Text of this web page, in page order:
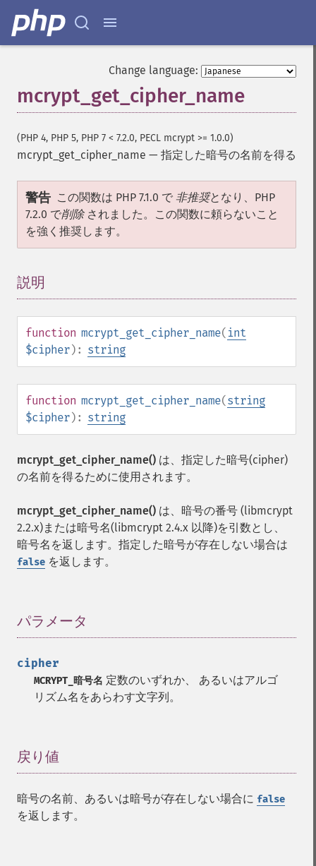
Change language:
mcrypt_get_cipher_name
(PHP 4, PHP 5, PHP 7 < 7.2.0, PECL mcrypt >= 1.0.0)
mcrypt_get_cipher_name — 指定した暗号の名前を得る
警告 この関数は PHP 7.1.0 で 非推奨となり、PHP
7.2.0 で削除されました。この関数に頼らないこと
を強く推奨します。
説明
function mcrypt_get_cipher_name( int
$cipher): string
function mcrypt_get_cipher_name(string
$cipher): string
mcrypt_get_cipher_name() は、指定した暗号(cipher)
の名前を得るために使用されます。
mcrypt_get_cipher_name() は、暗号の番号 (libmcrypt
2.2.x)または暗号名(libmcrypt 2.4.x 以降)を引数とし、
暗号名を返します。指定した暗号が存在しない場合は
false を返します。
パラメータ
cipher
MCRYPT_暗号名 定数のいずれか、 あるいはアルゴ
リズム名をあらわす文字列。
戻り値
暗号の名前、あるいは暗号が存在しない場合に false
を返します。